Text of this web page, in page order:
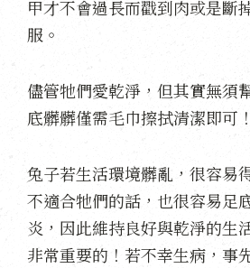
甲才不會過長而戳到肉或是斷
服。
儘管牠們愛乾淨，但其實無須
底髒髒僅需毛巾擦拭清潔即可！
兔子若生活環境髒亂，很容易
不適合牠們的話，也很容易足
炎，因此維持良好與乾淨的生
非常重要的！若不幸生病，事